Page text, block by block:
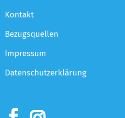
Kontakt
Bezugsquellen
Impressum
Datenschutzerklärung